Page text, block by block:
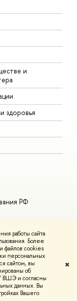
работы сайта
Более
файлов cookies
персональных
сайтом, вы
об
ВШЭ и согласны
данных. Вы
Вашего
✖
и
здоровья
РФ
дизайна НИУ